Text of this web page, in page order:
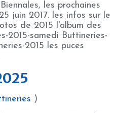
les prochaines
juin 2017. les infos sur le
de 2015 l'album des
2015-samedi Buttineries-
2015 les puces
)